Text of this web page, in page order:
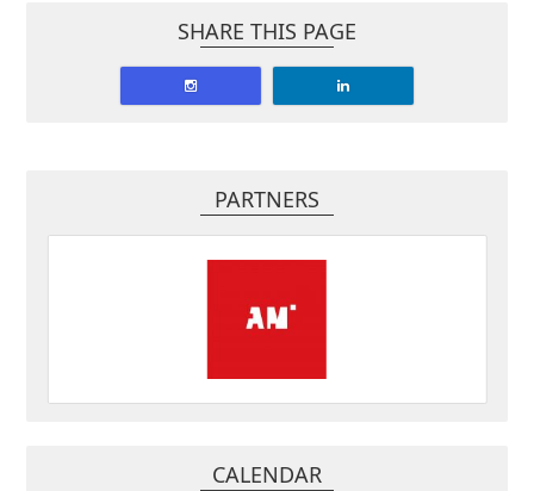
SHARE THIS PAGE
PARTNERS
CALENDAR